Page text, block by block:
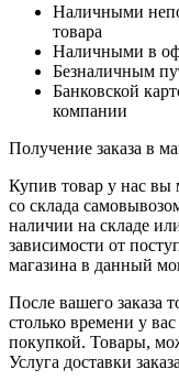
Наличными
товара
Наличными в
Безналичным
Банковской
компании
Получение заказа в
Купив товар у нас вы
со склада
наличии на складе
зависимости от
магазина в данный
После вашего заказа
столько времени у
покупкой. Товары,
Услуга доставки